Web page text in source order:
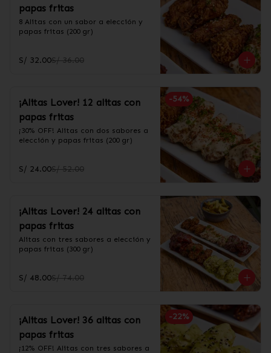
papas fritas
8 Alitas con un sabor a elección y
papas fritas (200 gr)
S/ 32.00S/ 36.00
-54%
¡Alitas Lover! 12 alitas con
papas fritas
¡30% OFF! Alitas con dos sabores a
elección y papas fritas (200 gr)
S/ 24.00S/ 52.00
¡Alitas Lover! 24 alitas con
papas fritas
Alitas con tres sabores a elección y
papas fritas (300 gr)
S/ 48.00S/ 74.00
-22%
¡Alitas Lover! 36 alitas con
papas fritas
¡12% OFF! Alitas con tres sabores a